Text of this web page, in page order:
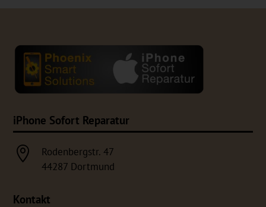
iPhone Sofort Reparatur

Rodenbergstr. 47
44287 Dortmund
Kontakt